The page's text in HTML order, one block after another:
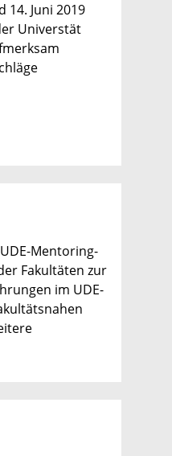
14. Juni 2019
Universtät
Mentoring-
Fakultäten zur
im UDE-